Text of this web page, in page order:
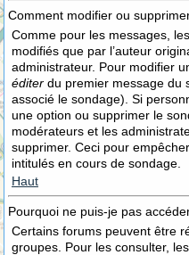
Comment modifier ou
Comme pour les messages,
modifiés que par l’auteur
administrateur. Pour modifier
éditer du premier message du
associé le sondage). Si
une option ou supprimer le
modérateurs et les
supprimer. Ceci pour
intitulés en cours de sondage.
Haut
Pourquoi ne puis-je pas
Certains forums peuvent être
groupes. Pour les consulter,